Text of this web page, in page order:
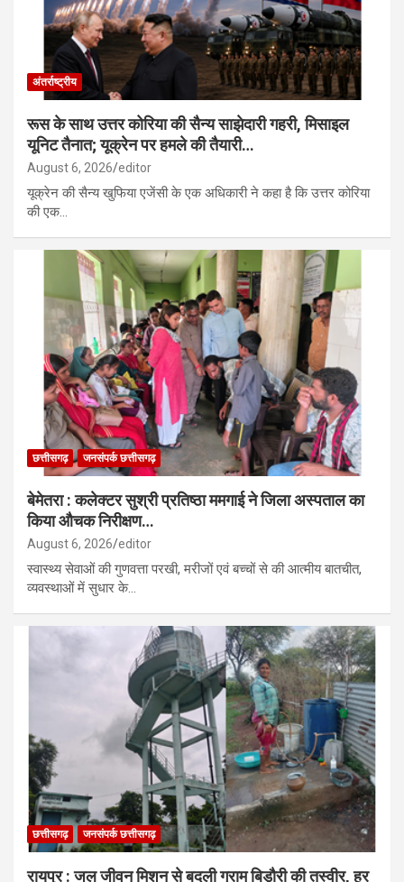
अंतर्राष्ट्रीय
रूस के साथ उत्तर कोरिया की सैन्य साझेदारी गहरी, मिसाइल
यूनिट तैनात; यूक्रेन पर हमले की तैयारी…
August 6, 2026 editor
यूक्रेन की सैन्य खुफिया एजेंसी के एक अधिकारी ने कहा है कि उत्तर कोरिया
की एक…
छत्तीसगढ़ जनसंपर्क छत्तीसगढ़
बेमेतरा : कलेक्टर सुश्री प्रतिष्ठा ममगाई ने जिला अस्पताल का
किया औचक निरीक्षण…
August 6, 2026 editor
स्वास्थ्य सेवाओं की गुणवत्ता परखी, मरीजों एवं बच्चों से की आत्मीय बातचीत,
व्यवस्थाओं में सुधार के…
छत्तीसगढ़ जनसंपर्क छत्तीसगढ़
रायपुर : जल जीवन मिशन से बदली ग्राम बिड़ौरी की तस्वीर, हर